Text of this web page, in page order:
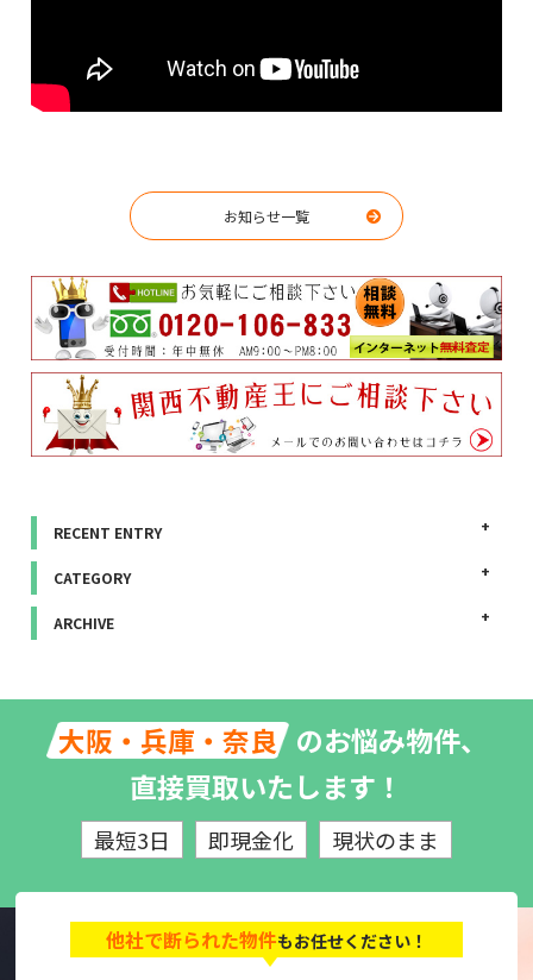
お知らせ一覧
RECENT ENTRY
CATEGORY
ARCHIVE
大阪・兵庫・奈良 のお悩み物件、
直接買取いたします！
最短3日 即現金化 現状のまま
他社で断られた物件もお任せください！